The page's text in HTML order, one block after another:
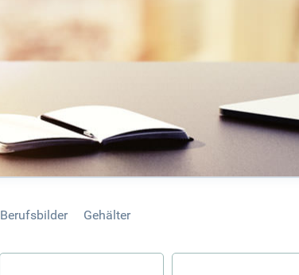
Berufsbilder Gehälter